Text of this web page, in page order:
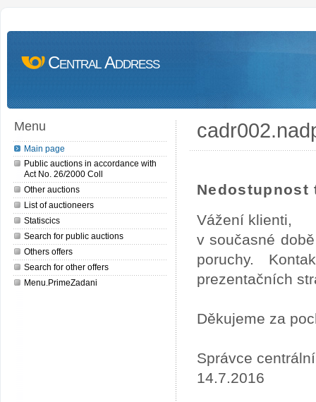
Central Address
Menu
Main page
Public auctions in accordance with
Act No. 26/2000 Coll
Other auctions
List of auctioneers
Statiscics
Search for public auctions
Others offers
Search for other offers
Menu.PrimeZadani
Nedostupnost
Vážení klienti,
v současné
poruchy.
prezentačních
Děkujeme za
Správce
14.7.2016